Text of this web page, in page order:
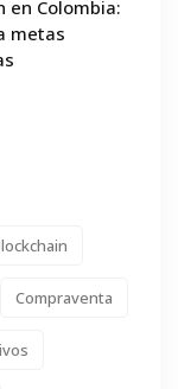
en Colombia:
metas
Compraventa